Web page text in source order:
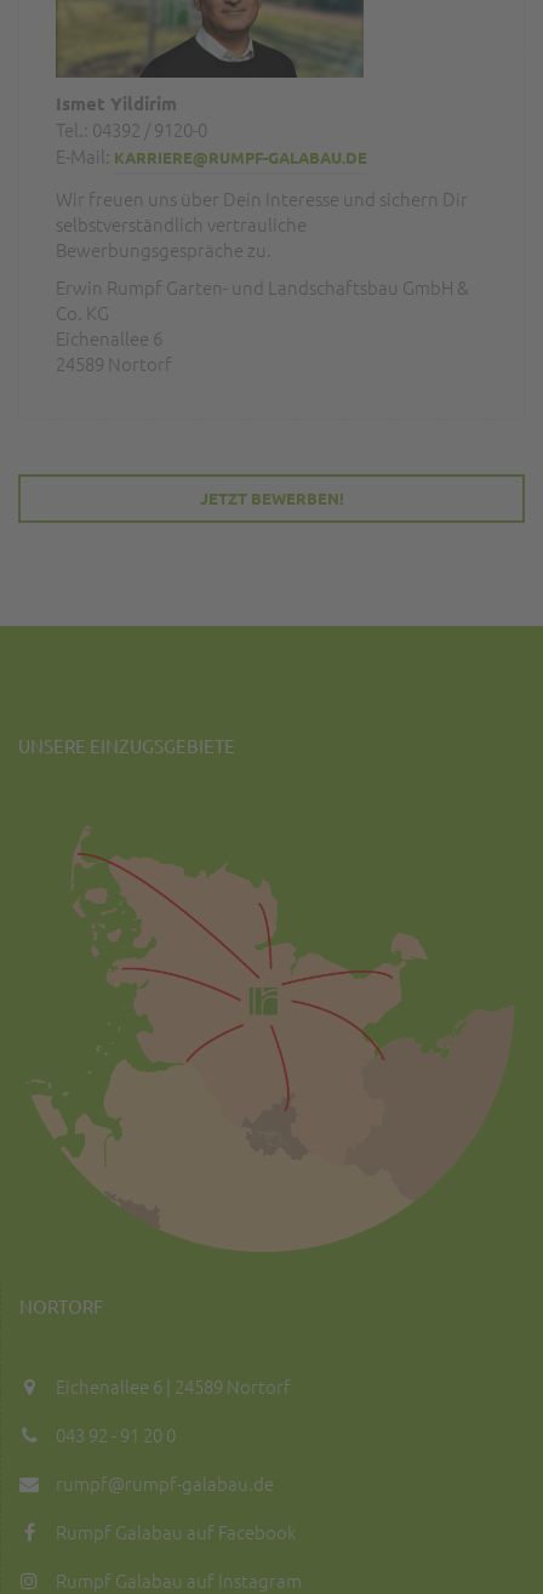
Ismet Yildirim
Tel.: 04392 / 9120-0
E-Mail: KARRIERE@RUMPF-GALABAU.DE
Wir freuen uns über Dein Interesse und sichern Dir
selbstverständlich vertrauliche
Bewerbungsgespräche zu.
Erwin Rumpf Garten- und Landschaftsbau GmbH &
Co. KG
Eichenallee 6
24589 Nortorf
JETZT BEWERBEN!
UNSERE EINZUGSGEBIETE
NORTORF
Eichenallee 6 | 24589 Nortorf
043 92 - 91 20 0
rumpf@rumpf-galabau.de
Rumpf Galabau auf Facebook
Rumpf Galabau auf Instagram